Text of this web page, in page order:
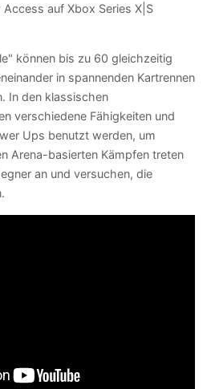
auf Xbox Series X|S
können bis zu 60 gleichzeitig
in spannenden Kartrennen
In den klassischen
verschiedene Fähigkeiten und
Ups benutzt werden, um
Arena-basierten Kämpfen treten
an und versuchen, die